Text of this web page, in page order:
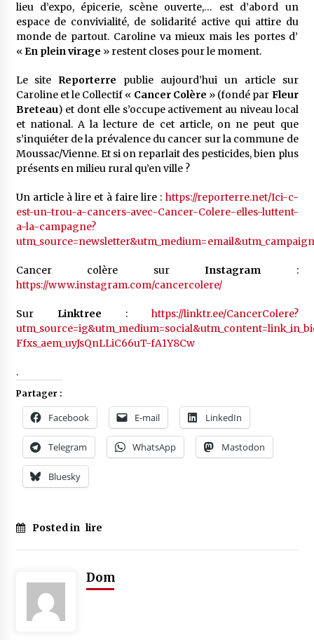
lieu d’expo, épicerie, scène ouverte,… est d’abord un
espace de convivialité, de solidarité active qui attire du
monde de partout. Caroline va mieux mais les portes d’
«En plein virage » restent closes pour le moment.
Le site Reporterre publie aujourd’hui un article sur
Caroline et le Collectif « Cancer Colère » (fondé par Fleur
Breteau) et dont elle s’occupe activement au niveau local
et national. A la lecture de cet article, on ne peut que
s’inquiéter de la prévalence du cancer sur la commune de
Moussac/Vienne. Et si on reparlait des pesticides, bien plus
présents en milieu rural qu’en ville ?
Un article à lire et à faire lire : https://reporterre.net/Ici-c-
est-un-trou-a-cancers-avec-Cancer-Colere-elles-luttent-
a-la-campagne?
Cancer colère sur Instagram :
https://www.instagram.com/cancercolere/
Sur Linktree : https://linktr.ee/CancerColere?
Ffxs_aem_uyJsQnLLiC66uT-fA1Y8Cw
.
Partager :
Facebook E-mail LinkedIn
Telegram WhatsApp Mastodon
Bluesky
Posted in lire
Dom